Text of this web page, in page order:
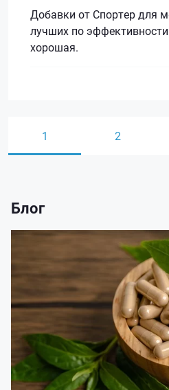
Добавки от Спортер для
лучших по
хорошая.
1 2
Блог